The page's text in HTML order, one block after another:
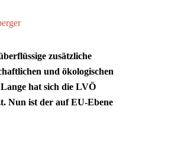
zusätzliche
und ökologischen
hat sich die LVÖ
Nun ist der auf EU-Ebene